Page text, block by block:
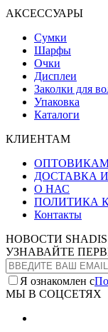
АКСЕССУАРЫ
Сумки
Шарфы
Очки
Дисплеи
Заколки для
Упаковка
Каталоги
КЛИЕНТАМ
ДОСТАВКА
О НАС
ПОЛИТИКА
Контакты
НОВОСТИ
УЗНАВАЙТЕ
Я ознакомлен с
МЫ В СОЦСЕТЯХ